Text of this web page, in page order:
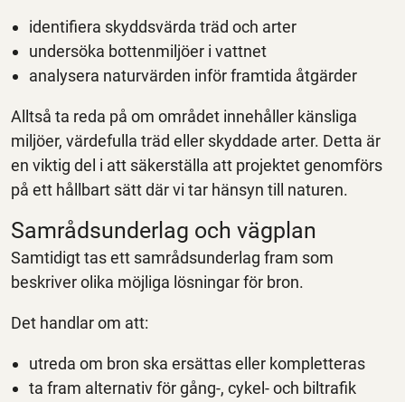
identifiera skyddsvärda träd och arter
undersöka bottenmiljöer i vattnet
analysera naturvärden inför framtida åtgärder
Alltså ta reda på om området innehåller känsliga
miljöer, värdefulla träd eller skyddade arter. Detta är
en viktig del i att säkerställa att projektet genomförs
på ett hållbart sätt där vi tar hänsyn till naturen.
Samrådsunderlag och vägplan
Samtidigt tas ett samrådsunderlag fram som
beskriver olika möjliga lösningar för bron.
Det handlar om att:
utreda om bron ska ersättas eller kompletteras
ta fram alternativ för gång-, cykel- och biltrafik